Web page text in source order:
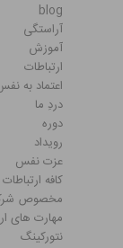
blog
آراستگی
آموزش
ارتباطات
اعتماد به
دردِ ما
دوره
رویداد
عزت نفس
کافه ارتباطات
مخصوص
مهارت های
نتورکینگ